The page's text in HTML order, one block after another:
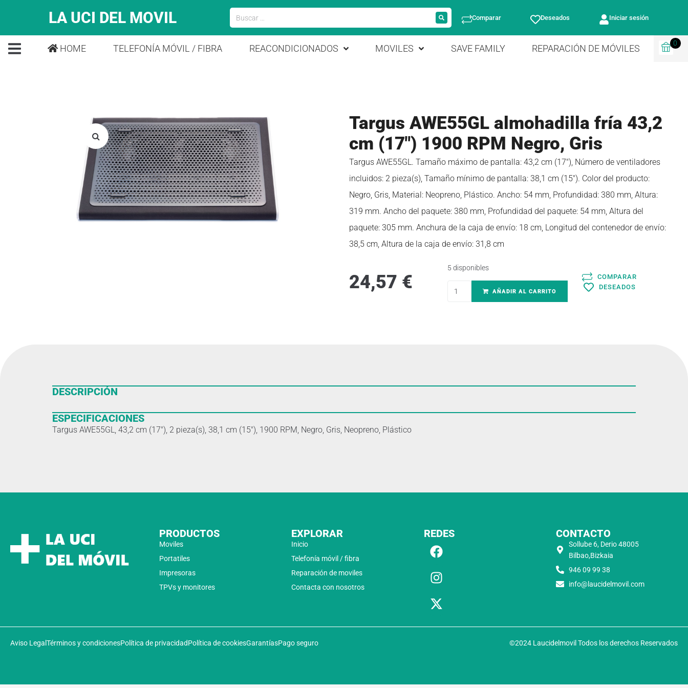
LA UCI DEL MOVIL Comparar Deseados Iniciar sesión
HOME TELEFONÍA MÓVIL / FIBRA REACONDICIONADOS MOVILES SAVE FAMILY REPARACIÓN DE MÓVILES
0
Targus AWE55GL almohadilla fría 43,2
cm (17″) 1900 RPM Negro, Gris
Targus AWE55GL. Tamaño máximo de pantalla: 43,2 cm (17″), Número de ventiladores
incluidos: 2 pieza(s), Tamaño mínimo de pantalla: 38,1 cm (15″). Color del producto:
Negro, Gris, Material: Neopreno, Plástico. Ancho: 54 mm, Profundidad: 380 mm, Altura:
319 mm. Ancho del paquete: 380 mm, Profundidad del paquete: 54 mm, Altura del
paquete: 305 mm. Anchura de la caja de envío: 18 cm, Longitud del contenedor de envío:
38,5 cm, Altura de la caja de envío: 31,8 cm
24,57 €
5 disponibles
AÑADIR AL CARRITO
COMPARAR
DESEADOS
DESCRIPCIÓN
ESPECIFICACIONES
Targus AWE55GL, 43,2 cm (17″), 2 pieza(s), 38,1 cm (15″), 1900 RPM, Negro, Gris, Neopreno, Plástico
PRODUCTOS
Moviles
Portatiles
Impresoras
TPVs y monitores
EXPLORAR
Inicio
Telefonía móvil / fibra
Reparación de moviles
Contacta con nosotros
REDES CONTACTO
Sollube 6, Derio 48005
Bilbao,Bizkaia
946 09 99 38
info@laucidelmovil.com
Aviso Legal Términos y condicionesPolítica de privacidadPolítica de cookiesGarantíasPago seguro ©2024 Laucidelmovil Todos los derechos Reservados